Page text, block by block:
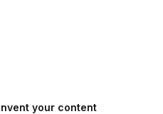
your content